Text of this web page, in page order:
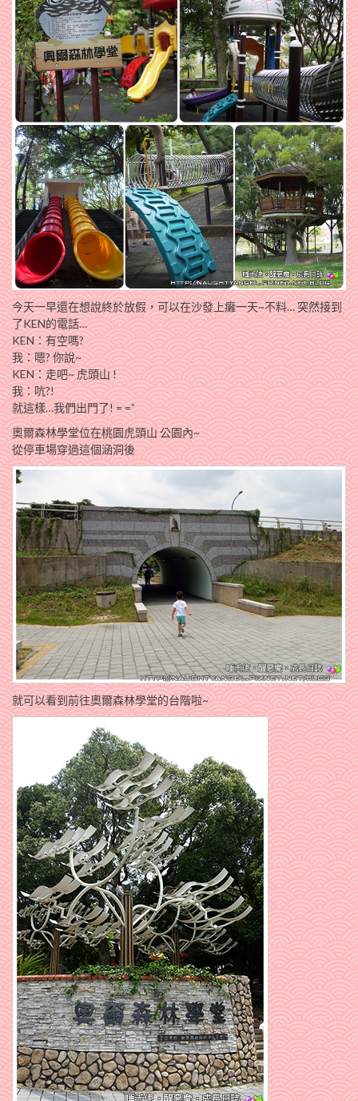
今天一早還在想說終於放假，可以在沙發上癱一天~不料… 突然接到
了KEN的電話…
KEN：有空嗎?
我：嗯? 你說~
KEN：走吧~虎頭山!
我：吭?!
就這樣…我們出門了! = =”
奧爾森林學堂位在桃園虎頭山公園內~
從停車場穿過這個涵洞後
就可以看到前往奧爾森林學堂的台階啦~